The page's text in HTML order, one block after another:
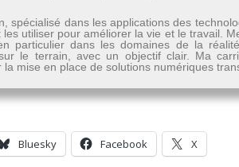
spécialisé dans les applications des
utiliser pour améliorer la vie et le travail.
particulier dans les domaines de la
le terrain, avec un objectif clair. Ma
mise en place de solutions numériques
Bluesky Facebook X